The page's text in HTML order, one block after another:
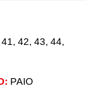
42, 43, 44,
PAIO